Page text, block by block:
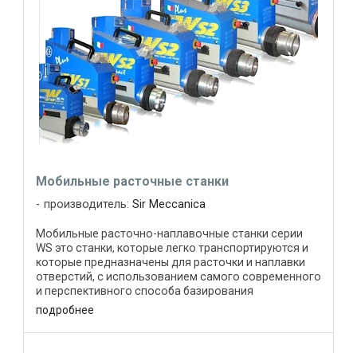
Мобильные расточные станки
производитель: Sir Meccanica
Мобильные расточно-наплавочные станки серии
WS это станки, которые легко транспортируются и
которые предназначены для расточки и наплавки
отверстий, с использованием самого современного
и перспективного способа базирования
оборудования - базирование ...
подробнее